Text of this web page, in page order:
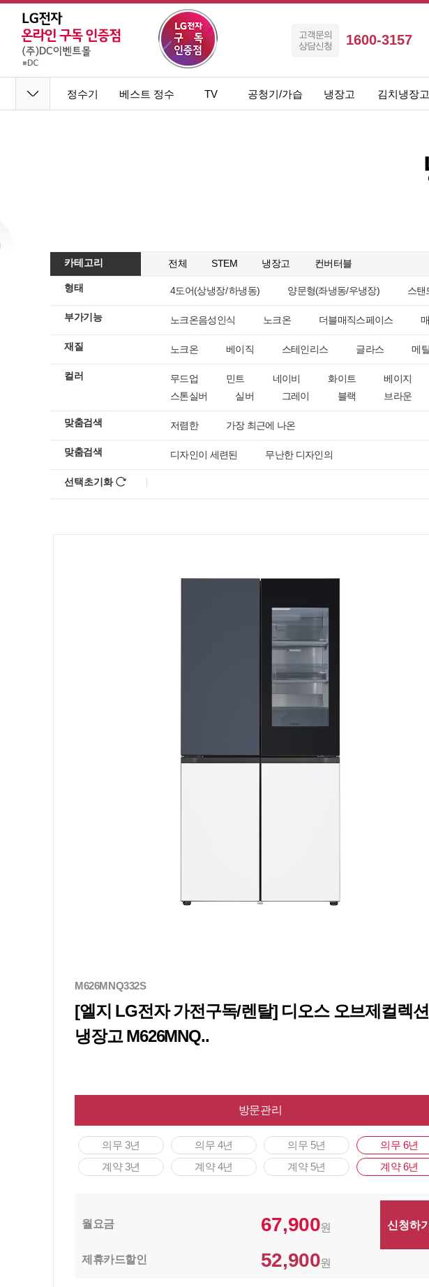
1600-3157
고객문의
상담신청
정수기 베스트 정수 TV 공청기/가습 냉장고 김치냉장고
카테고리 전체 STEM 냉장고 컨버터블
형태 4도어(상냉장 / 하냉동) 양문형(좌냉동/우냉장) 스탠
부가기능 노크온음성인식 노크온 더블매직스페이스
재질 노크온 베이직 스테인리스 글라스 메
컬러 무드업 민트 네이비 화이트 베이지
스톤실버
실버 그레이 블랙 브라운
맞춤검색 저렴한 가장 최근에 나온
맞춤검색 디자인이 세련된 무난한 디자인의
선택초기화
M626MNQ332S
[엘지 LG전자 가전구독/렌탈] 디오스 오브제컬렉션
냉장고 M626MNQ..
방문관리
의무 3년
계약 3년
의무 4년
계약 4년
의무 5년
계약 5년
의무 6년
계약 6년
월요금 67,900원
제휴카드할인 52,900원